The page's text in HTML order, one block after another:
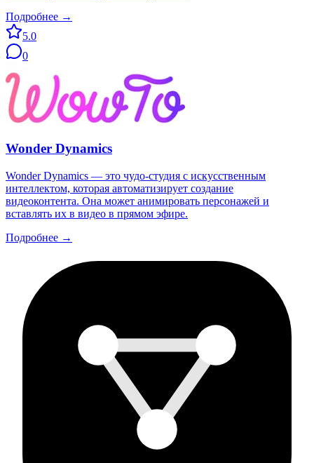
Подробнее →
5.0
0
Wonder Dynamics
Wonder Dynamics — это чудо-студия с искусственным
интеллектом, которая автоматизирует создание
видеоконтента. Она может анимировать персонажей и
вставлять их в видео в прямом эфире.
Подробнее →